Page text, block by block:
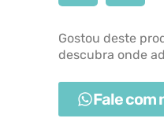
Gostou deste
descubra onde
Fale com